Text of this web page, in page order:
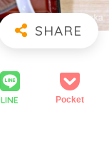
LINE Pocket